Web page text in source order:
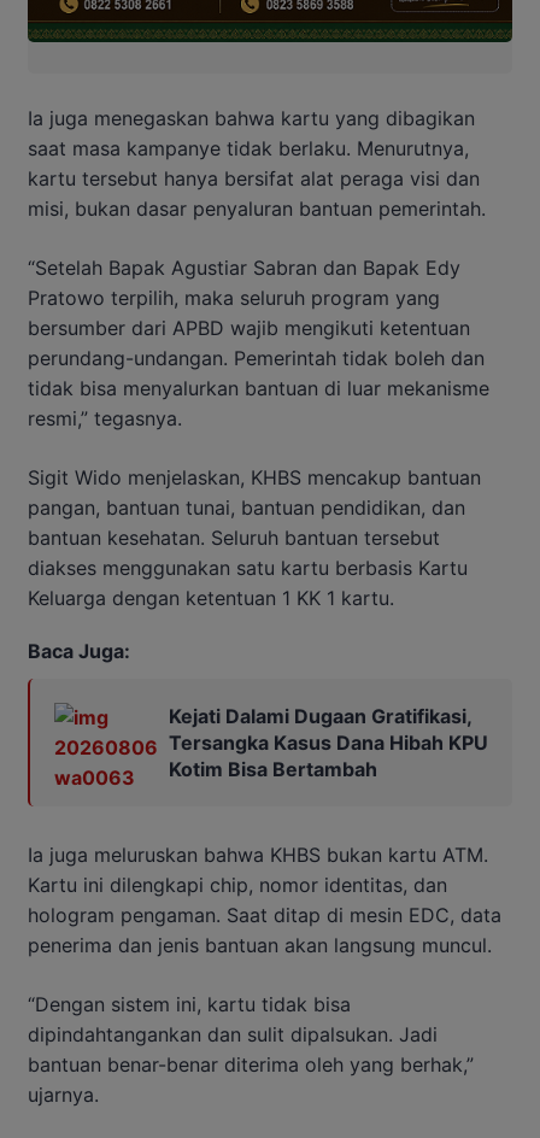
Ia juga menegaskan bahwa kartu yang dibagikan
saat masa kampanye tidak berlaku. Menurutnya,
kartu tersebut hanya bersifat alat peraga visi dan
misi, bukan dasar penyaluran bantuan pemerintah.
“Setelah Bapak Agustiar Sabran dan Bapak Edy
Pratowo terpilih, maka seluruh program yang
bersumber dari APBD wajib mengikuti ketentuan
perundang-undangan. Pemerintah tidak boleh dan
tidak bisa menyalurkan bantuan di luar mekanisme
resmi,” tegasnya.
Sigit Wido menjelaskan, KHBS mencakup bantuan
pangan, bantuan tunai, bantuan pendidikan, dan
bantuan kesehatan. Seluruh bantuan tersebut
diakses menggunakan satu kartu berbasis Kartu
Keluarga dengan ketentuan 1 KK 1 kartu.
Baca Juga:
Kejati Dalami Dugaan Gratifikasi,
Tersangka Kasus Dana Hibah KPU
Kotim Bisa Bertambah
Ia juga meluruskan bahwa KHBS bukan kartu ATM.
Kartu ini dilengkapi chip, nomor identitas, dan
hologram pengaman. Saat ditap di mesin EDC, data
penerima dan jenis bantuan akan langsung muncul.
“Dengan sistem ini, kartu tidak bisa
dipindahtangankan dan sulit dipalsukan. Jadi
bantuan benar-benar diterima oleh yang berhak,”
ujarnya.